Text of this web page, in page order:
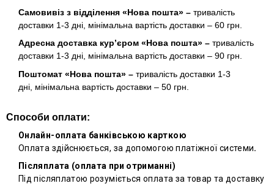
Самовивіз з відділення «Нова пошта» – тривалість
доставки 1-3 дні, мінімальна вартість доставки – 60 грн.
Адресна доставка кур’єром «Нова пошта» – тривалість
доставки 1-3 дні, мінімальна вартість доставки – 90 грн.
Поштомат «Нова пошта» – тривалість доставки 1-3
дні, мінімальна вартість доставки – 50 грн.
Способи оплати:
Онлайн-оплата банківською карткою
Оплата здійснюється, за допомогою платіжної системи.
Післяплата (оплата при отриманні)
Під післяплатою розуміється оплата за товар та доставку